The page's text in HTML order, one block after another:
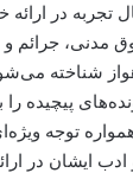
تجربه در
جرائم و
شناخته
پیچیده را
توجه
ادب ایشان در